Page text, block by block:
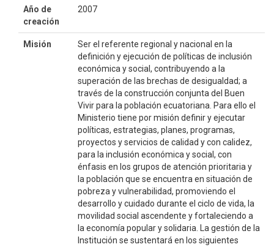
Año de
creación
2007
Misión
Ser el referente regional y nacional en la
definición y ejecución de políticas de inclusión
económica y social, contribuyendo a la
superación de las brechas de desigualdad; a
través de la construcción conjunta del Buen
Vivir para la población ecuatoriana. Para ello el
Ministerio tiene por misión definir y ejecutar
políticas, estrategias, planes, programas,
proyectos y servicios de calidad y con calidez,
para la inclusión económica y social, con
énfasis en los grupos de atención prioritaria y
la población que se encuentra en situación de
pobreza y vulnerabilidad, promoviendo el
desarrollo y cuidado durante el ciclo de vida, la
movilidad social ascendente y fortaleciendo a
la economía popular y solidaria. La gestión de la
Institución se sustentará en los siguientes